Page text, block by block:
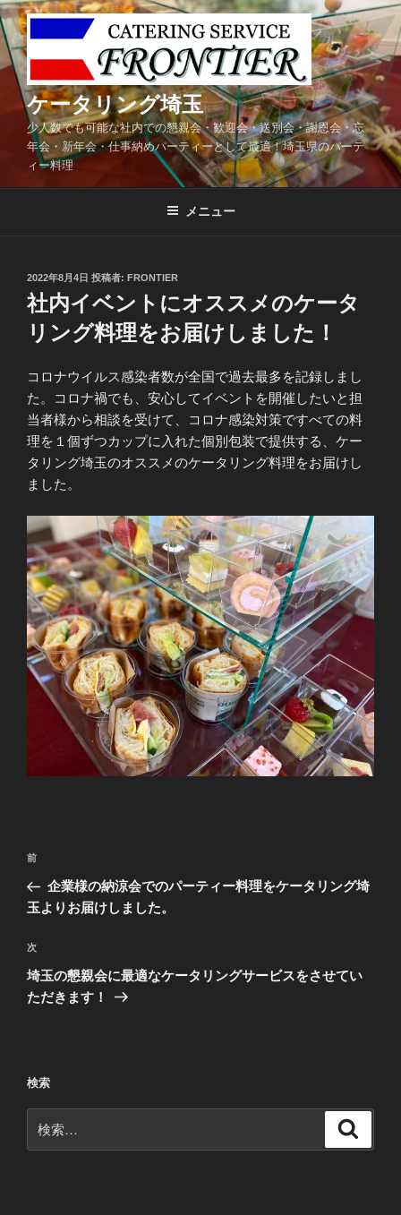
コ
ン
テ
ン
へ
ケータリング埼玉
少人数でも可能な社内での懇親会・歓迎会・送別会・謝恩会・忘
年会・新年会・仕事納めパーティーとして最適！埼玉県のパーテ
ィー料理
メニュー
投
稿
日:
2022年8月4日 投稿者: FRONTIER
社内イベントにオススメのケータ
リング料理をお届けしました！
コロナウイルス感染者数が全国で過去最多を記録しまし
た。コロナ禍でも、安心してイベントを開催したいと担
当者様から相談を受けて、コロナ感染対策ですべての料
理を１個ずつカップに入れた個別包装で提供する、ケー
タリング埼玉のオススメのケータリング料理をお届けし
ました。
投
ナ
ゲ
ー
シ
前
の
投
前
企業様の納涼会でのパーティー料理をケータリング埼
玉よりお届けしました。
次
の
投
次
埼玉の懇親会に最適なケータリングサービスをさせてい
ただきます！
検索
索: